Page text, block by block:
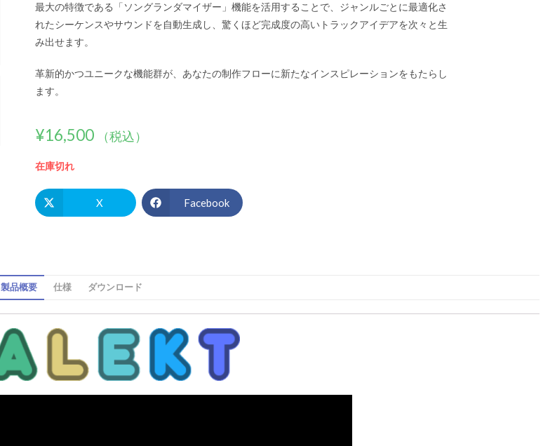
最大の特徴である「ソングランダマイザー」機能を活用することで、ジャンルごとに最適化さ
れたシーケンスやサウンドを自動生成し、驚くほど完成度の高いトラックアイデアを次々と生
み出せます。
革新的かつユニークな機能群が、あなたの制作フローに新たなインスピレーションをもたらし
ます。
¥16,500 （税込）
在庫切れ
X Facebook
製品概要 仕様 ダウンロード